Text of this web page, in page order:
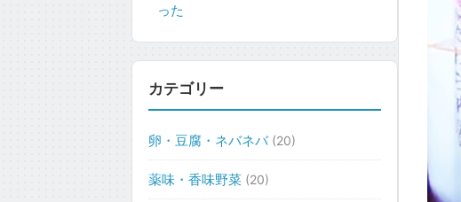
った
カテゴリー
卵・豆腐・ネバネバ (20)
薬味・香味野菜 (20)